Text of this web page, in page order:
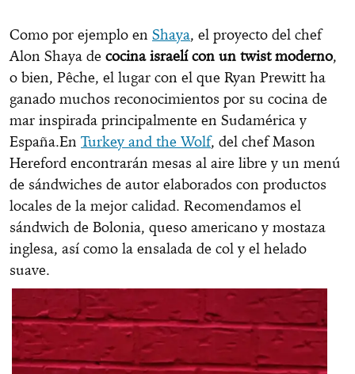
Como por ejemplo en Shaya, el proyecto del chef
Alon Shaya de cocina israelí con un twist moderno,
o bien, Pêche, el lugar con el que Ryan Prewitt ha
ganado muchos reconocimientos por su cocina de
mar inspirada principalmente en Sudamérica y
España.En Turkey and the Wolf, del chef Mason
Hereford encontrarán mesas al aire libre y un menú
de sándwiches de autor elaborados con productos
locales de la mejor calidad. Recomendamos el
sándwich de Bolonia, queso americano y mostaza
inglesa, así como la ensalada de col y el helado
suave.